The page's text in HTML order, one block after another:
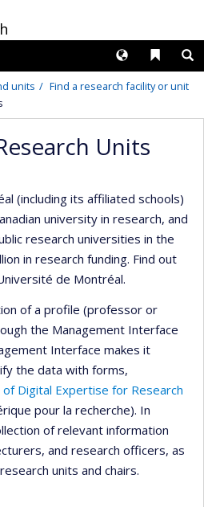
Liens
Langues
units
Find a research facility or unit
Units
(including its affiliated schools)
university in research, and
research universities in the
in research funding. Find out
de Montréal.
of a profile (professor or
the Management Interface
Interface makes it
the data with forms,
Digital Expertise for Research
pour la recherche). In
of relevant information
and research officers, as
units and chairs.